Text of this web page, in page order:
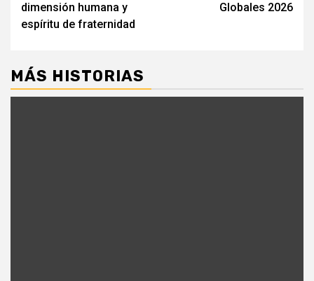
dimensión humana y
espíritu de fraternidad
Globales 2026
MÁS HISTORIAS